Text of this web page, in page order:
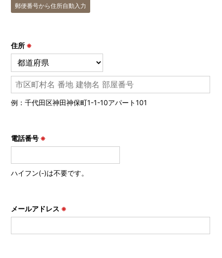
郵便番号から住所自動入力
住所 ※
例：千代田区神田神保町1-1-10アパート101
電話番号 ※
ハイフン(-)は不要です。
メールアドレス ※